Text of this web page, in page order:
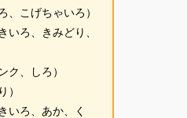
、こげちゃいろ）
いろ、きみどり、
ク、しろ）
）
いろ、あか、く